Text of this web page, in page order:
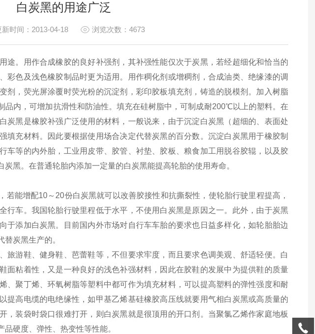
白炭黑的用途广泛
新时间：2013-04-18 浏览次数：4673
途。用作合成橡胶的良好补强剂，其补强性能仅次于炭黑，若经超细化和恰当的
彩色及浅色橡胶制品时更为适用。用作稠化剂或增稠剂，合成油类、绝缘漆的调
剂，荧光屏涂覆时荧光粉的沉淀剂，彩印胶板填充剂，铸造的脱模剂。加入树脂
品内，可增加抗滑性和防油性。填充在硅树脂中，可制成耐200℃以上的塑料。在
炭黑是橡胶补强广泛使用的材料，一般说来，由于沉淀白炭黑（超细的、表面处
填充材料。因此要根据使用场合决定代替炭黑的百分数。沉淀白炭黑用于橡胶制
车等的内外胎，工业用皮带、胶管、衬垫、胶板、粮食加工用脱谷胶辊，以及胶
黑。在普通轮胎内添加一定量的白炭黑能提高轮胎的使用寿命。
若能增配10～20份白炭黑就可以改善胶接性和抗撕裂性，使轮胎行驶里程提高，
行车。我国轮胎行驶里程低于水平，不使用白炭黑是原因之一。此外，由于炭黑
于添加白炭黑。目前国内外市场对自行车车胎的要求也日益多样化，如轮胎胎边
炭黑生产的。
旅游鞋、健身鞋、芭蕾鞋等，不但要求牢度，而且要求色调美观、舒适轻便。白
面粘着性，又是一种良好的浅色补强材料，因此在胶鞋的发展中为提供鞋的质量
、聚丁烯、环氧树脂等塑料中都可作为填充材料，可以提高塑料的弹性强度和耐
提高电缆的电绝缘性，如甲基乙烯基硅橡胶高压线就要用气相白炭黑或高质量的
，装袋时袋口很难打开，则白炭黑就是很顶用的开口剂。当聚氯乙烯作家庭地板
硬度、弹性、热变性等性能。